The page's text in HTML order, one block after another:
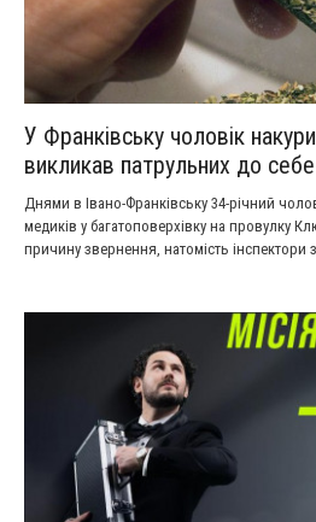
У Франківську чоловік
викликав патрульних до
Днями в Івано-Франківську 34-річний
медиків у багатоповерхівку на провулку
причину звернення, натомість